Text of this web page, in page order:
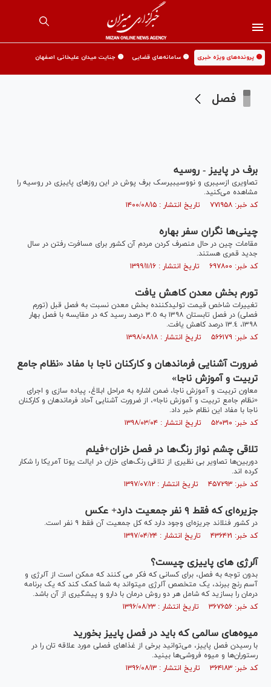
🟡 پرونده‌های ویژه خبری 🟡 سامانه‌های قضایی 🟡 جنایت میدان علیخانی اصفهان
فصل
برف در پاییز - روسیه
تصاویری ازسیبری و نووسیبیرسک برف پوش در این روز‌های پاییزی در روسیه را
مشاهده می‌کنید.
کد خبر: ۷۷۱۹۵۸ تاریخ انتشار : ۱۴۰۰/۰۸/۱۵
چینی‌ها نگران سفر بهاره
مقامات چین در حال منصرف کردن مردم آن کشور برای مسافرت رفتن در سال
جدید قمری هستند.
کد خبر: ۶۹۷۸۰۰ تاریخ انتشار : ۱۳۹۹/۱۱/۱۶
تورم بخش معدن کاهش یافت
تغییرات شاخص قیمت تولیدکننده بخش معدن نسبت به فصل قبل (تورم
فصلی) در فصل تابستان ١٣٩٨ به ٣.٥ درصد رسید که در مقایسه با فصل بهار
١٣٩٨، ١٣.٤ درصد کاهش یافت.
کد خبر: ۵۶۶۱۷۹ تاریخ انتشار : ۱۳۹۸/۰۸/۱۸
ضرورت آشنایی فرماندهان و کارکنان ناجا با مفاد «نظام جامع
تربیت و آموزش ناجا»
معاون تربیت و آموزش ناجا، ضمن اشاره به مراحل ابلاغ، پیاده سازی و اجرای
«نظام جامع تربیت و آموزش ناجا»، از ضرورت آشنایی آحاد فرماندهان و کارکنان
ناجا با مفاد این نظام خبر داد.
کد خبر: ۵۲۰۳۱۰ تاریخ انتشار : ۱۳۹۸/۰۳/۰۴
تلاقی چشم نواز رنگ‌ها در فصل خزان+فیلم
دوربین‌ها تصاویر بی نظیری از تلاقی رنگ‌های خزان در ایالت یوتا آمریکا را شکار
کرده اند.
کد خبر: ۴۵۷۲۹۳ تاریخ انتشار : ۱۳۹۷/۰۷/۱۲
جزیره‌ای که فقط ۹ نفر جمعیت دارد+ عکس
در کشور فنلاند جریزه‌ای وجود دارد که کل جمعیت آن فقط ۹ نفر است.
کد خبر: ۴۳۶۴۲۱ تاریخ انتشار : ۱۳۹۷/۰۴/۲۴
آلرژی های پاییزی چیست؟
بدون توجه به فصل، برای کسانی که فکر می کنند که ممکن است از آلرژی و
آسم رنج ببرند، یک متخصص آلرژی میتواند به شما کمک کند که یک برنامه
درمان را بسازید که شامل هر دو روش درمان با دارو و پیشگیری از آن باشد.
کد خبر: ۳۶۷۶۵۶ تاریخ انتشار : ۱۳۹۶/۰۸/۲۳
میوه‌های سالمی که باید در فصل پاییز بخورید
با رسیدن فصل پاییز، می‌توانید برخی از غذاهای فصلی مورد علاقه تان را در
رستوران‌ها و میوه فروشی‌ها بینید.
کد خبر: ۳۶۴۱۸۳ تاریخ انتشار : ۱۳۹۶/۰۸/۱۳